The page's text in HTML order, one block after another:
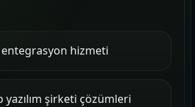
hizmeti
şirketi çözümleri